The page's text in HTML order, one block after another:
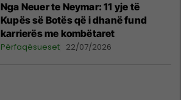
Nga Neuer te Neymar: 11 yje të
Kupës së Botës që i dhanë fund
karrierës me kombëtaret
Përfaqësueset 22/07/2026